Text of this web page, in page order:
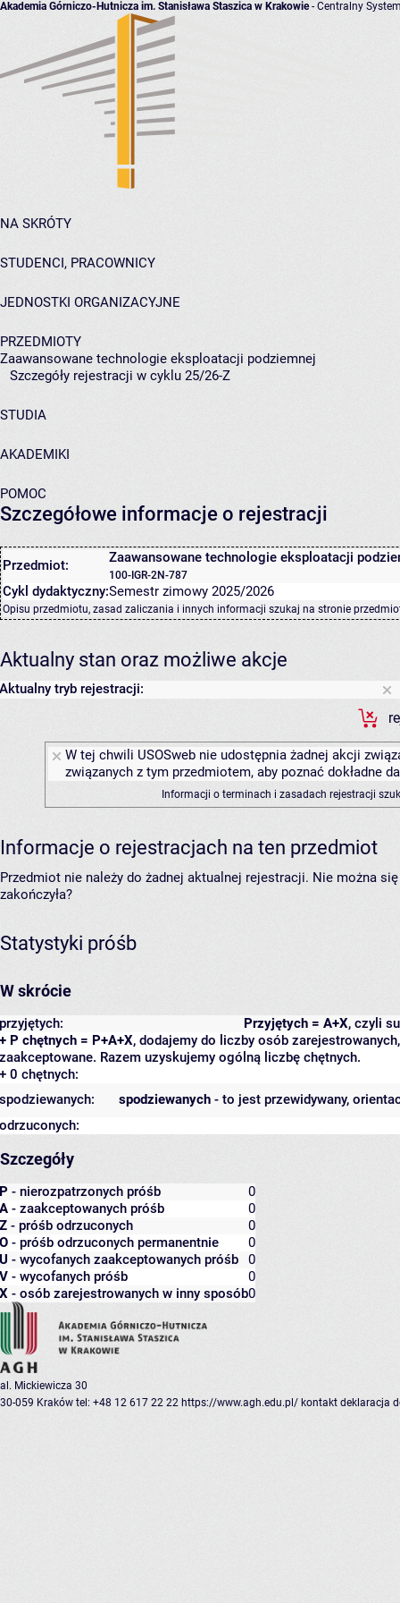
Akademia Górniczo-Hutnicza im. Stanisława Staszica w Krakowie- Centralny
NA SKRÓTY
STUDENCI, PRACOWNICY
JEDNOSTKI ORGANIZACYJNE
PRZEDMIOTY
Zaawansowane technologie eksploatacji podziemnej
Szczegóły rejestracji w cyklu 25/26-Z
STUDIA
AKADEMIKI
POMOC
Szczegółowe informacje o rejestracji
Przedmiot: Zaawansowane technologie eksploatacji
100-IGR-2N-787
Cykl dydaktyczny:Semestr zimowy 2025/2026
Opisu przedmiotu, zasad zaliczania i innych informacji szukaj na stronie
Aktualny stan oraz możliwe akcje
Aktualny tryb rejestracji:
W tej chwili USOSweb nie udostępnia żadnej akcji
związanych z tym przedmiotem, aby poznać dokładne
Informacji o terminach i zasadach rejestracji
Informacje o rejestracjach na ten przedmiot
Przedmiot nie należy do żadnej aktualnej rejestracji. Nie można
zakończyła?
Statystyki próśb
W skrócie
Przyjętych = A+X, czyli
przyjętych:
+ P chętnych = P+A+X, dodajemy do liczby osób
zaakceptowane. Razem uzyskujemy ogólną liczbę chętnych.
+ 0 chętnych:
spodziewanych - to jest przewidywany,
spodziewanych:
odrzuconych:
Szczegóły
P - nierozpatrzonych próśb
0
A - zaakceptowanych próśb
0
Z - próśb odrzuconych
0
O - próśb odrzuconych permanentnie
0
U - wycofanych zaakceptowanych próśb
0
V - wycofanych próśb
0
X - osób zarejestrowanych w inny sposób0
al. Mickiewicza 30
30-059 Kraków tel: +48 12 617 22 22 https://www.agh.edu.pl/ kontakt deklaracja